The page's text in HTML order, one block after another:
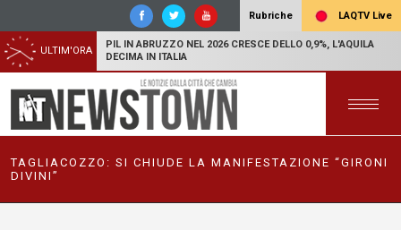
Rubriche LAQTV Live
ULTIM'ORA
PIL IN ABRUZZO NEL 2026 CRESCE DELLO 0,9%, L'AQUILA
DECIMA IN ITALIA
TAGLIACOZZO: SI CHIUDE LA MANIFESTAZIONE “GIRONI
DIVINI”